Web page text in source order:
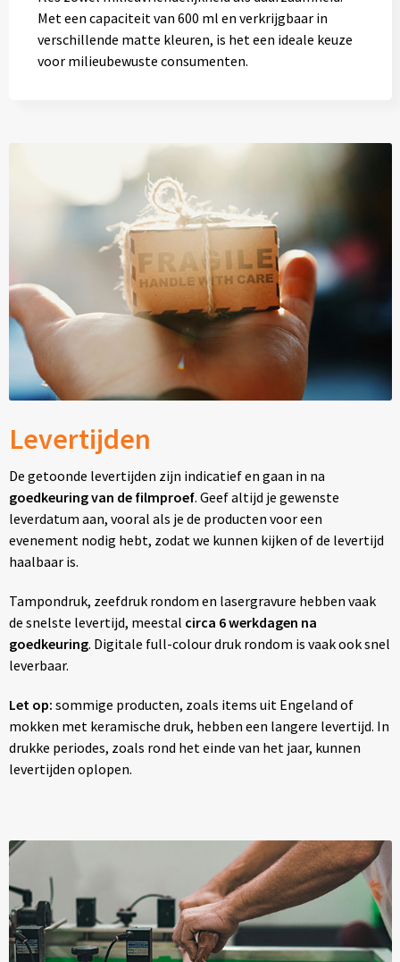
Met een capaciteit van 600 ml en verkrijgbaar in
verschillende matte kleuren, is het een ideale keuze
voor milieubewuste consumenten.
Levertijden
De getoonde levertijden zijn indicatief en gaan in na
goedkeuring van de filmproef. Geef altijd je gewenste
leverdatum aan, vooral als je de producten voor een
evenement nodig hebt, zodat we kunnen kijken of de levertijd
haalbaar is.
Tampondruk, zeefdruk rondom en lasergravure hebben vaak
de snelste levertijd, meestal circa 6 werkdagen na
goedkeuring. Digitale full-colour druk rondom is vaak ook snel
leverbaar.
Let op: sommige producten, zoals items uit Engeland of
mokken met keramische druk, hebben een langere levertijd. In
drukke periodes, zoals rond het einde van het jaar, kunnen
levertijden oplopen.